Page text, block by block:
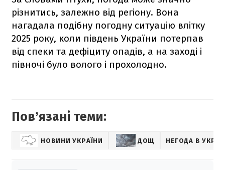
різнитись, залежно від регіону. Вона
нагадала подібну погодну ситуацію влітку
2025 року, коли південь України потерпав
від спеки та дефіциту опадів, а на заході і
півночі було волого і прохолодно.
Повʼязані теми:
НОВИНИ УКРАЇНИ ДОЩ НЕГОДА В